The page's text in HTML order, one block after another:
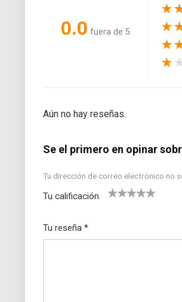
0.0 fuera de 5
★
★
★
★
Aún no hay reseñas.
Se el primero en opinar
Tu dirección de correo electrónico no
Tu calificación
Tu reseña *